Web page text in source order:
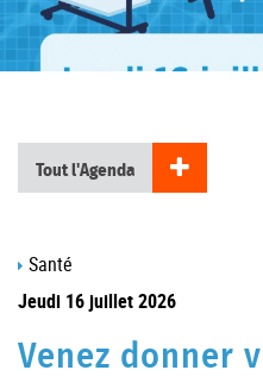
Tout l'Agenda
Santé
Jeudi 16 juillet 2026
Venez donner